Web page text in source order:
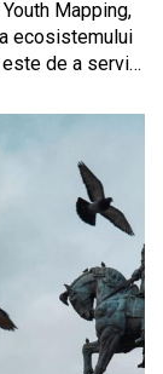
Mapping,
ecosistemului
de a servi…